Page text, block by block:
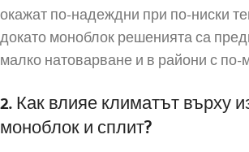
окажат по-надеждни при по-ниски
докато моноблок решенията са
малко натоварване и в райони с по-
2. Как влияе климатът върху
моноблок и сплит?